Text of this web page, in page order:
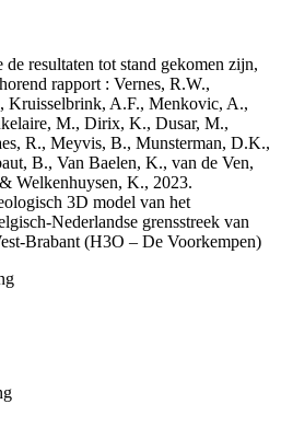
resultaten tot stand gekomen zijn,
rapport : Vernes, R.W.,
Kruisselbrink, A.F., Menkovic, A.,
M., Dirix, K., Dusar, M.,
R., Meyvis, B., Munsterman, D.K.,
B., Van Baelen, K., van de Ven,
Welkenhuysen, K., 2023.
3D model van het
Nederlandse grensstreek van
Brabant (H3O – De Voorkempen)